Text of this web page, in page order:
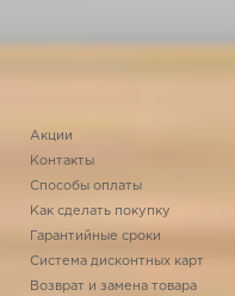
Акции
Контакты
Способы оплаты
Как сделать покупку
Гарантийные сроки
Система дисконтных карт
Возврат и замена товара